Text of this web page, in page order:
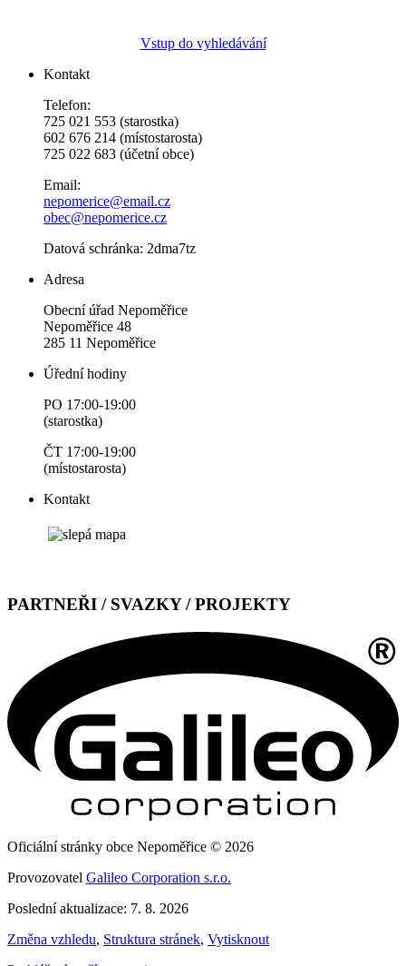
Vstup do vyhledávání
Kontakt
Telefon:
725 021 553 (starostka)
602 676 214 (místostarosta)
725 022 683 (účetní obce)
Email:
nepomerice@email.cz
obec@nepomerice.cz
Datová schránka: 2dma7tz
Adresa
Obecní úřad Nepoměřice
Nepoměřice 48
285 11 Nepoměřice
Úřední hodiny
PO 17:00-19:00
(starostka)
ČT 17:00-19:00
(místostarosta)
Kontakt
PARTNEŘI / SVAZKY / PROJEKTY
Oficiální stránky obce Nepoměřice © 2026
Provozovatel Galileo Corporation s.r.o.
Poslední aktualizace: 7. 8. 2026
Změna vzhledu, Struktura stránek, Vytisknout